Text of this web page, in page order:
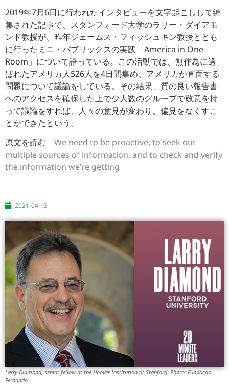
2019年7月6日に行われたインタビューを文字起こしして編
集された記事で、スタンフォード大学のラリー・ダイアモ
ンド教授が、 昨年ジェームス・フィッシュキン教授ととも
に行ったミニ・ パブリックスの実践「America in One
Room」について語っている。この活動では、 無作為に選
ばれたアメリカ人526人を4日間集め、 アメリカが直面する
問題について議論をしている。その結果、 質の良い報告書
へのアクセスを確保した上で少人数のグループで敬意を持
って議論をすれば、人々の意見が変わり、 偏見をなくすこ
とができたという。
原文を読む We need to be proactive, to seek out
multiple sources of information, and to check and verify
the information we’re getting
2021-04-13
Larry Diamond, senior fellow at the Hoover Institution at Stanford. Photo: Fundacao
Fernando